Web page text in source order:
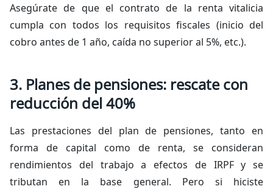
Asegúrate de que el contrato de la renta vitalicia
cumpla con todos los requisitos fiscales (inicio del
cobro antes de 1 año, caída no superior al 5%, etc.).
3. Planes de pensiones: rescate con
reducción del 40%
Las prestaciones del plan de pensiones, tanto en
forma de capital como de renta, se consideran
rendimientos del trabajo a efectos de IRPF y se
tributan en la base general. Pero si hiciste